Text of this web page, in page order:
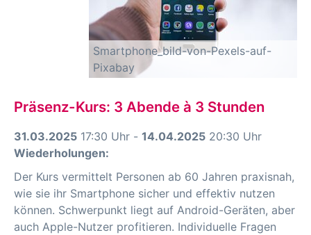
Smartphone_bild-von-Pexels-auf-
Pixabay
Präsenz-Kurs: 3 Abende à 3 Stunden
31.03.2025 17:30 Uhr - 14.04.2025 20:30 Uhr
Wiederholungen:
Der Kurs vermittelt Personen ab 60 Jahren praxisnah,
wie sie ihr Smartphone sicher und effektiv nutzen
können. Schwerpunkt liegt auf Android-Geräten, aber
auch Apple-Nutzer profitieren. Individuelle Fragen